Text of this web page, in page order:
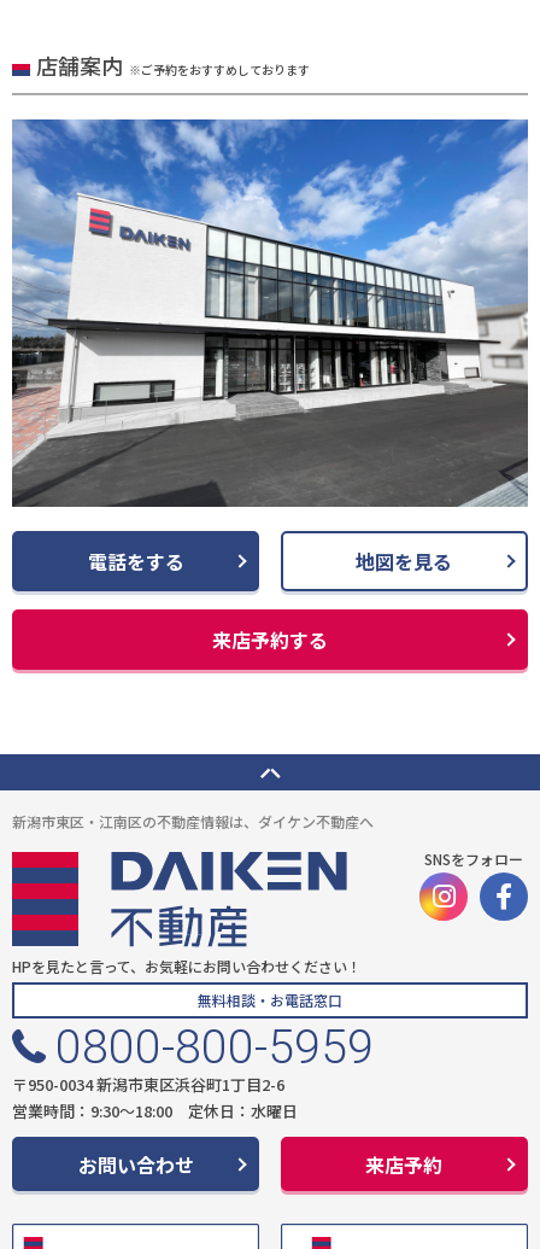
店舗案内 ※ご予約をおすすめしております
電話をする 地図を見る
来店予約する
新潟市東区・江南区の不動産情報は、ダイケン不動産へ
SNSをフォロー
HPを見たと言って、お気軽にお問い合わせください！
無料相談・お電話窓口
0800-800-5959
〒950-0034 新潟市東区浜谷町1丁目2-6
営業時間：9:30〜18:00 定休日：水曜日
お問い合わせ 来店予約